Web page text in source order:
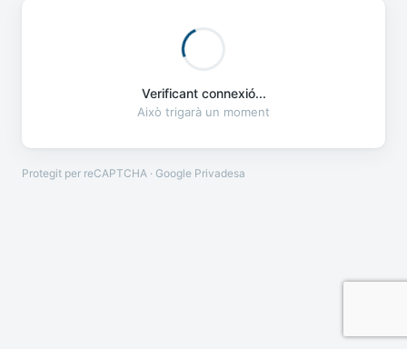
Verificant connexió...
Això trigarà un moment
Protegit per reCAPTCHA · Google Privadesa